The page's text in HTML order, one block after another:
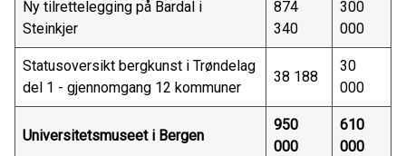
Ny tilrettelegging på Bardal i
Steinkjer
874
340
300
000
Statusoversikt bergkunst i Trøndelag
del 1 - gjennomgang 12 kommuner
38 188
30
000
Universitetsmuseet i Bergen
950
000
610
000